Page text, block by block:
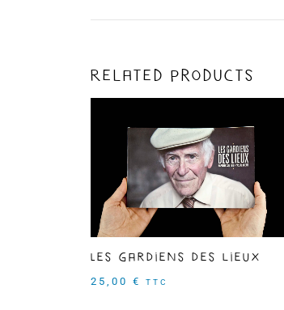
Related products
Les Gardiens des lieux
25,00 € TTC